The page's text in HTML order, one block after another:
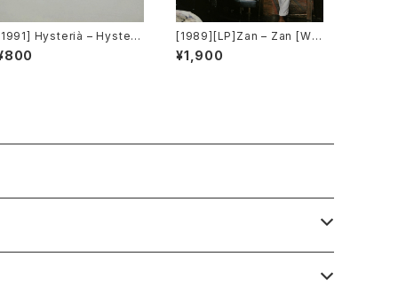
Hysterià – Hysteri
(There's No Reason To
Disturbed) [T.A.O.B. D
[1989][LP]Zan – Zan [War
ner Bros. Records]
¥1,900